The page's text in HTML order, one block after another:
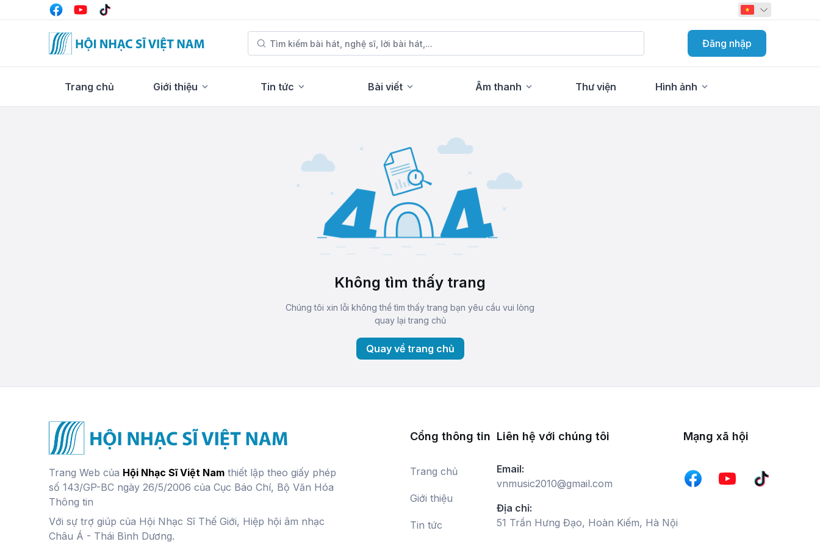
Đăng nhập
Trang chủ Giới thiệu Tin tức Bài viết Âm thanh Thư viện Hình ảnh
Không tìm thấy trang
Chúng tôi xin lỗi không thể tìm thấy trang bạn yêu cầu vui lòng
quay lại trang chủ
Quay về trang chủ
Trang Web của Hội Nhạc Sĩ Việt Nam thiết lập theo giấy phép
số 143/GP-BC ngày 26/5/2006 của Cục Báo Chí, Bộ Văn Hóa
Thông tin
Với sự trợ giúp của Hội Nhạc Sĩ Thế Giới, Hiệp hội âm nhạc
Châu Á - Thái Bình Dương.
Cổng thông tin
Trang chủ
Giới thiệu
Tin tức
Liên hệ với chúng tôi
Email:
vnmusic2010@gmail.com
Địa chỉ:
51 Trần Hưng Đạo, Hoàn Kiếm, Hà Nội
Mạng xã hội